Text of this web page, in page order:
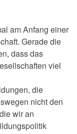
am Anfang einer
Gerade die
dass das
viel
die
nicht den
wir an